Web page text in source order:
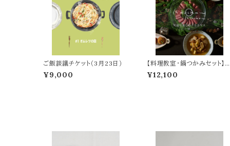
ご飯談議チケット（3月23日）
¥9,000
【料理教室・鍋つかみセット】
皿で楽しむクリスマス
¥12,100